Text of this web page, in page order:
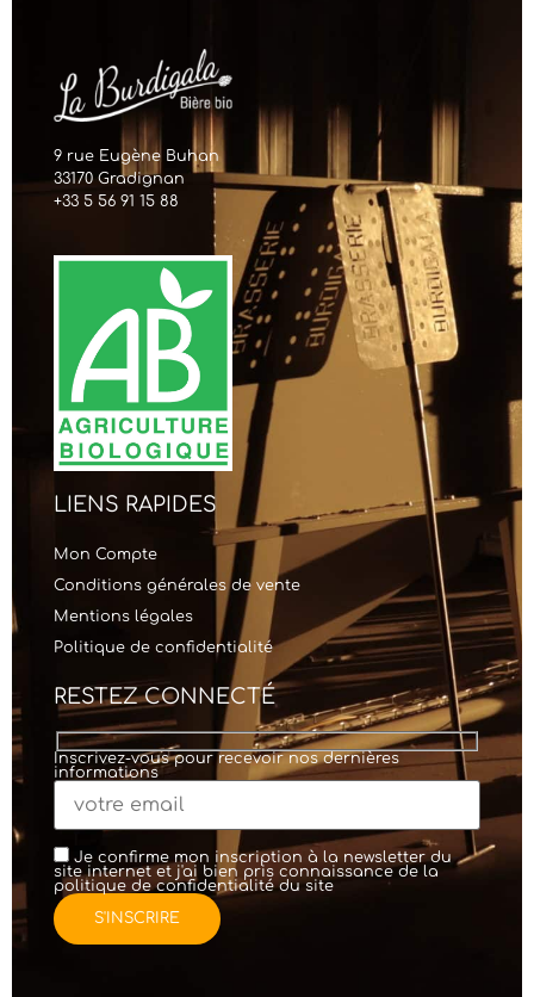
9 rue Eugène Buhan
33170 Gradignan
+33 5 56 91 15 88
LIENS RAPIDES
Mon Compte
Conditions générales de vente
Mentions légales
Politique de confidentialité
RESTEZ CONNECTÉ
Inscrivez-vous pour recevoir nos dernières
informations
Je confirme mon inscription à la newsletter du
site internet et j'ai bien pris connaissance de la
politique de confidentialitédu site